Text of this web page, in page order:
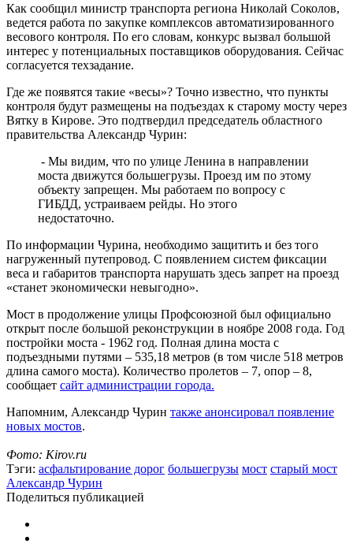
Как сообщил министр транспорта региона Николай Соколов,
ведется работа по закупке комплексов автоматизированного
весового контроля. По его словам, конкурс вызвал большой
интерес у потенциальных поставщиков оборудования. Сейчас
согласуется техзадание.
Где же появятся такие «весы»? Точно известно, что пункты
контроля будут размещены на подъездах к старому мосту через
Вятку в Кирове. Это подтвердил председатель областного
правительства Александр Чурин:
- Мы видим, что по улице Ленина в направлении
моста движутся большегрузы. Проезд им по этому
объекту запрещен. Мы работаем по вопросу с
ГИБДД, устраиваем рейды. Но этого
недостаточно.
По информации Чурина, необходимо защитить и без того
нагруженный путепровод. С появлением систем фиксации
веса и габаритов транспорта нарушать здесь запрет на проезд
«станет экономически невыгодно».
Мост в продолжение улицы Профсоюзной был официально
открыт после большой реконструкции в ноябре 2008 года. Год
постройки моста - 1962 год. Полная длина моста с
подъездными путями – 535,18 метров (в том числе 518 метров
длина самого моста). Количество пролетов – 7, опор – 8,
сообщает сайт администрации города.
Напомним, Александр Чурин также анонсировал появление
новых мостов.
Фото: Kirov.ru
Тэги: асфальтирование дорог большегрузы мост старый мост
Александр Чурин
Поделиться публикацией